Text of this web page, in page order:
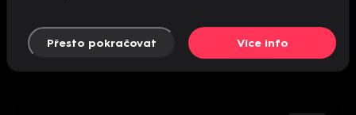
Přesto pokračovat Více info